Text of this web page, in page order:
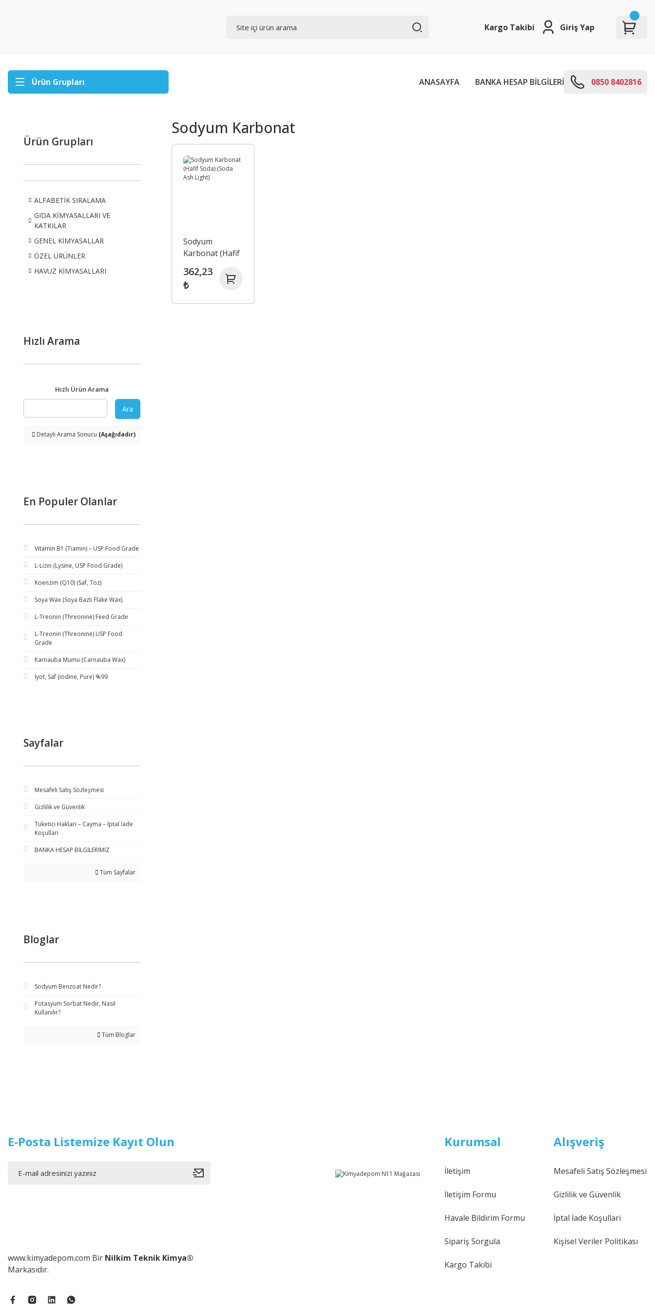
Kargo Takibi Giriş Yap
Ürün Grupları ANASAYFA BANKA HESAP BİLGİLERİ E-KODLARI
0850 8402816
Ürün Grupları
ALFABETİK SIRALAMA
GIDA KİMYASALLARI VE
KATKILAR
GENEL KİMYASALLAR
ÖZEL ÜRÜNLER
HAVUZ KİMYASALLARI
Hızlı Arama
Hızlı Ürün Arama
Ara
Detaylı Arama Sonucu (Aşağıdadır)
En Populer Olanlar
Vitamin B1 (Tiamin) – USP Food Grade
L-Lizin (Lysine, USP Food Grade)
Koenzim (Q10) (Saf, Toz)
Soya Wax (Soya Bazlı Flake Wax)
L-Treonin (Threonine) Feed Grade
L-Treonin (Threonine) USP Food
Grade
Karnauba Mumu (Carnauba Wax)
İyot, Saf (iodine, Pure) %99
Sayfalar
Mesafeli Satış Sözleşmesi
Gizlilik ve Güvenlik
Tüketici Haklari – Cayma – İptal İade
Koşullari
BANKA HESAP BİLGİLERİMİZ
Tüm Sayfalar
Bloglar
Sodyum Benzoat Nedir?
Potasyum Sorbat Nedir, Nasıl
Kullanılır?
Tüm Bloglar
Sodyum Karbonat
Sodyum
Karbonat (Hafif
Light)
362,23
₺
E-Posta Listemize Kayıt Olun
www.kimyadepom.com Bir Nilkim Teknik Kimya®
Markasıdır.
Kurumsal
İletişim
İletişim Formu
Havale Bildirim Formu
Sipariş Sorgula
Kargo Takibi
Alışveriş
Mesafeli Satış Sözleşmesi
Gizlilik ve Güvenlik
İptal İade Koşullari
Kişisel Veriler Politikası